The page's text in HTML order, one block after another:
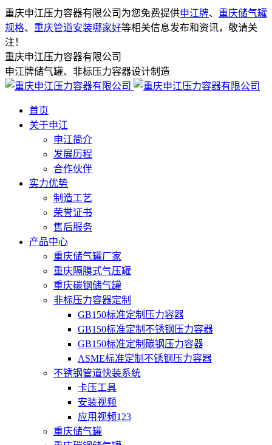
重庆申江压力容器有限公司为您免费提供申江牌、 重庆储气罐
规格、 重庆管道安装哪家好等相关信息发布和资讯，敬请关
注！
重庆申江压力容器有限公司
申江牌储气罐、非标压力容器设计制造
首页
关于申江
申江简介
发展历程
合作伙伴
实力优势
制造工艺
荣誉证书
售后服务
产品中心
重庆储气罐厂家
重庆隔膜式气压罐
重庆碳钢储气罐
非标压力容器定制
GB150标准定制压力容器
GB150标准定制不锈钢压力容器
GB150标准定制碳钢压力容器
ASME标准定制不锈钢压力容器
不锈钢管道快装系统
卡压工具
安装视频
应用视频123
重庆储气罐